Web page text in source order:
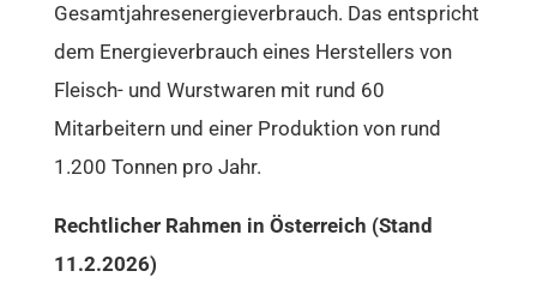
Gesamtjahresenergieverbrauch. Das entspricht
dem Energieverbrauch eines Herstellers von
Fleisch- und Wurstwaren mit rund 60
Mitarbeitern und einer Produktion von rund
1.200 Tonnen pro Jahr.
Rechtlicher Rahmen in Österreich (Stand
11.2.2026)